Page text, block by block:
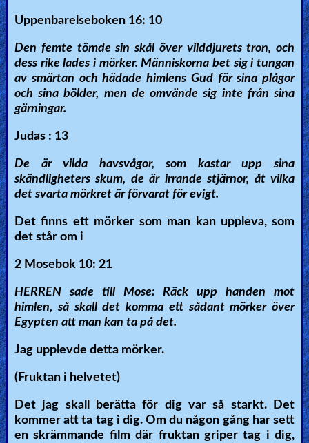
Uppenbarelseboken 16: 10
Den femte tömde sin skål över vilddjurets tron, och
dess rike lades i mörker. Människorna bet sig i tungan
av smärtan och hädade himlens Gud för sina plågor
och sina bölder, men de omvände sig inte från sina
gärningar.
Judas : 13
De är vilda havsvågor, som kastar upp sina
skändligheters skum, de är irrande stjärnor, åt vilka
det svarta mörkret är förvarat för evigt.
Det finns ett mörker som man kan uppleva, som
det står om i
2 Mosebok 10: 21
HERREN sade till Mose: Räck upp handen mot
himlen, så skall det komma ett sådant mörker över
Egypten att man kan ta på det.
Jag upplevde detta mörker.
(Fruktan i helvetet)
Det jag skall berätta för dig var så starkt. Det
kommer att ta tag i dig. Om du någon gång har sett
en skrämmande film där fruktan griper tag i dig,